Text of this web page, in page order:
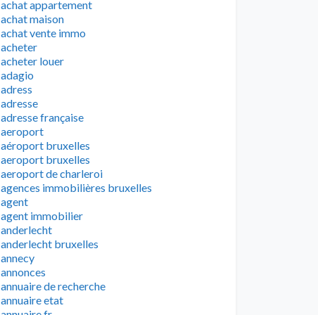
achat appartement
achat maison
achat vente immo
acheter
acheter louer
adagio
adress
adresse
adresse française
aeroport
aéroport bruxelles
aeroport bruxelles
aeroport de charleroi
agences immobilières bruxelles
agent
agent immobilier
anderlecht
anderlecht bruxelles
annecy
annonces
annuaire de recherche
annuaire etat